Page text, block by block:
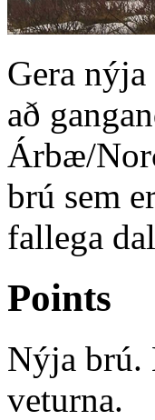
Gera
að
Árbæ/
brú sem
fallega
Points
Nýja brú.
veturna.